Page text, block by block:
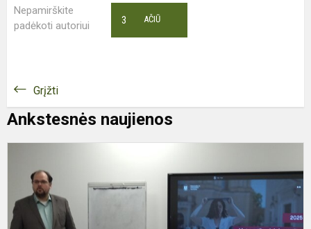
Nepamirškite
padėkoti autoriui
AČIŪ
3
Grįžti
Ankstesnės naujienos